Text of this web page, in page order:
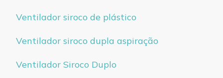
Ventilador siroco de plástico
Ventilador siroco dupla aspiração
Ventilador Siroco Duplo